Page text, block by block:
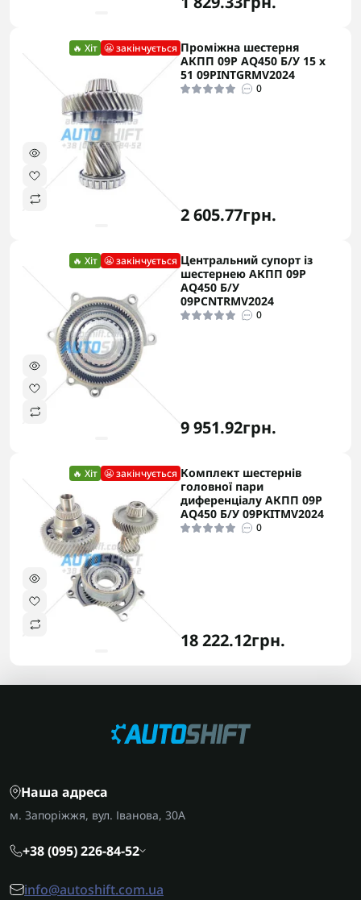
🔥 Хіт 😬 закінчується Проміжна шестерня
АКПП 09P AQ450 Б/У 15 x
51 09PINTGRMV2024
0
2 605.77грн.
🔥 Хіт 😬 закінчується Центральний супорт із
шестернею АКПП 09P
AQ450 Б/У
09PCNTRMV2024
0
9 951.92грн.
🔥 Хіт 😬 закінчується Комплект шестернів
головної пари
диференціалу АКПП 09P
AQ450 Б/У 09PKITMV2024
0
18 222.12грн.
Наша адреса
м. Запоріжжя, вул. Іванова, 30А
+38 (095) 226-84-52
info@autoshift.com.ua